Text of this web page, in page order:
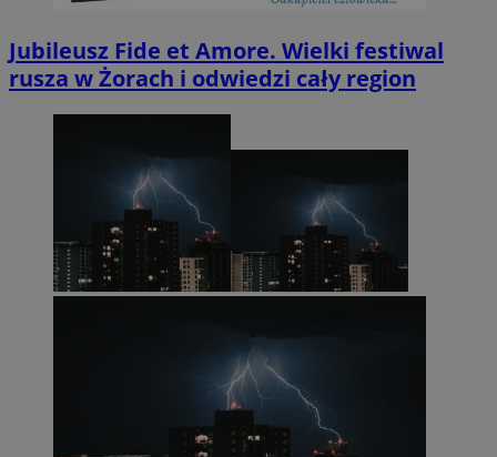
Jubileusz Fide et Amore. Wielki festiwal
rusza w Żorach i odwiedzi cały region